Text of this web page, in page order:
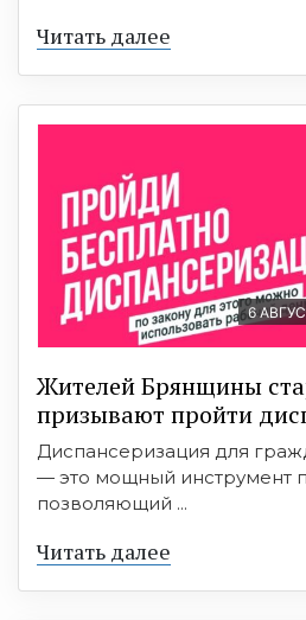
Читать далее
6
Жителей Брянщины
призывают пройти
Диспансеризация для
— это мощный инструмент
позволяющий ...
Читать далее